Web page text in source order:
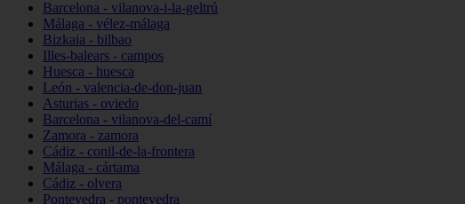
Barcelona - vilanova-i-la-geltrú
Málaga - vélez-málaga
Bizkaia - bilbao
Illes-balears - campos
Huesca - huesca
León - valencia-de-don-juan
Asturias - oviedo
Barcelona - vilanova-del-camí
Zamora - zamora
Cádiz - conil-de-la-frontera
Málaga - cártama
Cádiz - olvera
Pontevedra - pontevedra